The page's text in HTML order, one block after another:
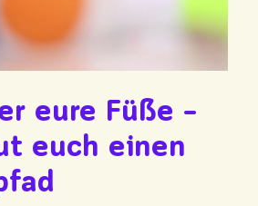
eure Füße –
euch einen